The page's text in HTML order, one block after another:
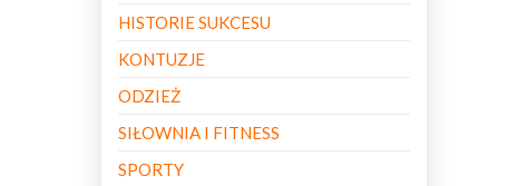
HISTORIE SUKCESU
KONTUZJE
ODZIEŻ
SIŁOWNIA I FITNESS
SPORTY